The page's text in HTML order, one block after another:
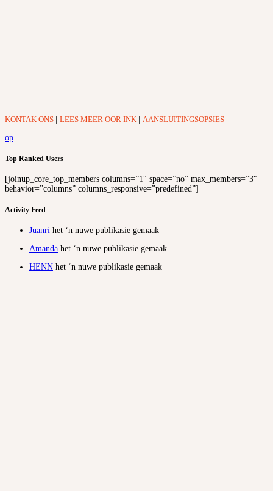
KONTAK ONS LEES MEER OOR INK
AANSLUITINGSOPSIES
op
Top Ranked Users
[joinup_core_top_members columns=”1″ space=”no” max_members=”3″
behavior=”columns” columns_responsive=”predefined”]
Activity Feed
Juanri het ‘n nuwe publikasie gemaak
Amanda het ‘n nuwe publikasie gemaak
HENN het ‘n nuwe publikasie gemaak